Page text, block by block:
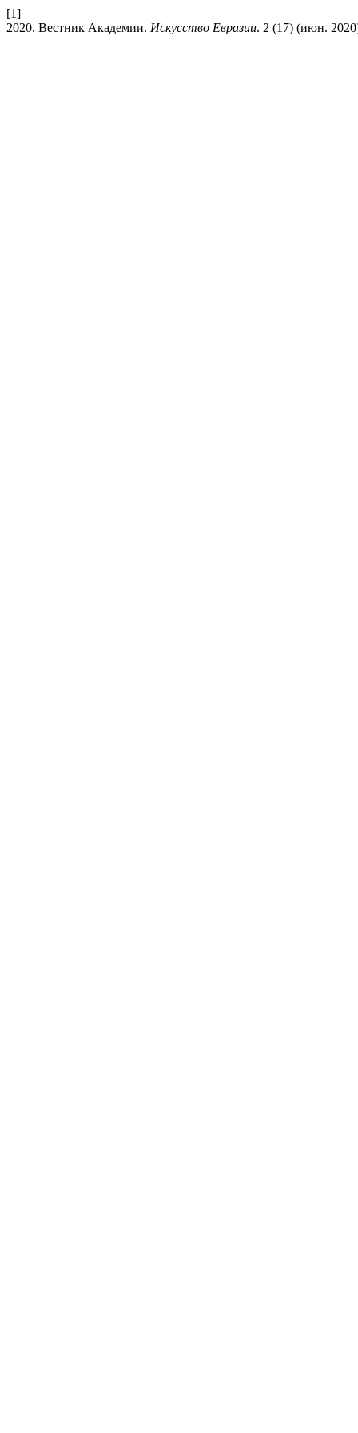
[1]
2020. Вестник Академии. Искусство Евразии. 2 (17) (июн.